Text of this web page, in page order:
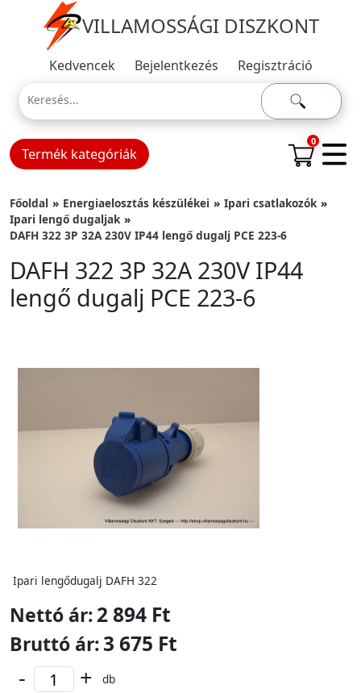
VILLAMOSSÁGI DISZKONT
Kedvencek Bejelentkezés Regisztráció
Termék kategóriák
0
Főoldal Energiaelosztás készülékei
Ipari csatlakozók
Ipari lengő dugaljak
DAFH 322 3P 32A 230V IP44 lengő dugalj PCE 223-6
DAFH 322 3P 32A 230V IP44
lengő dugalj PCE 223-6
Ipari lengődugalj DAFH 322
Nettó ár:2 894 Ft
Bruttó ár:3 675 Ft
- + db